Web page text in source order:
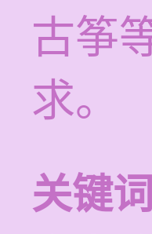
古筝
求。
关键词